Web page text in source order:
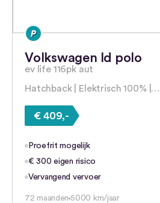
Volkswagen Id polo
ev life 116pk aut
Hatchback | Elektrisch 100% |…
€ 409,-
Proefrit mogelijk
€ 300 eigen risico
Vervangend vervoer
72 maanden 5000 km/jaar